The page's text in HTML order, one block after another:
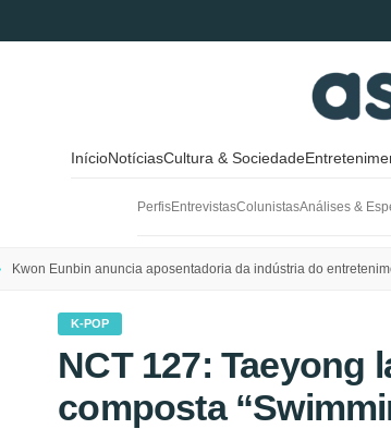
InícioNotíciasCultura & Sociedade
PerfisEntrevistasColunistasAnálises &
Kwon Eunbin anuncia aposentadoria da indústria do
K-POP
NCT 127: Taeyong
composta